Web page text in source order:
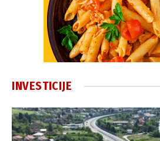
INVESTICIJE